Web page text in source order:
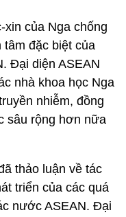
của Nga chống
tâm đặc biệt của
Đại diện ASEAN
nhà khoa học Nga
nhiễm, đồng
sâu rộng hơn nữa
thảo luận về tác
triển của các quá
nước ASEAN. Đại